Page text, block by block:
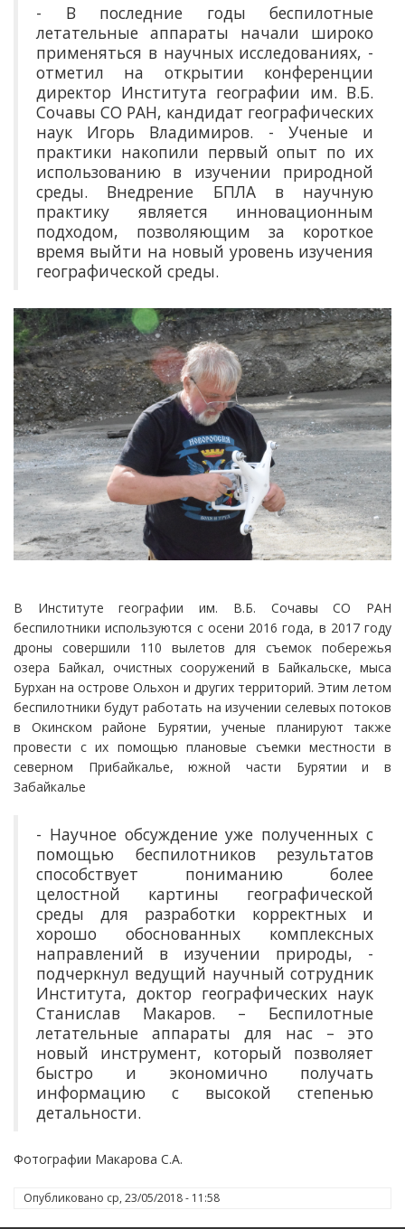
- В последние годы беспилотные
летательные аппараты начали широко
применяться в научных исследованиях, -
отметил на открытии конференции
директор Института географии им. В.Б.
Сочавы СО РАН, кандидат географических
наук Игорь Владимиров. - Ученые и
практики накопили первый опыт по их
использованию в изучении природной
среды. Внедрение БПЛА в научную
практику является инновационным
подходом, позволяющим за короткое
время выйти на новый уровень изучения
географической среды.
В Институте географии им. В.Б. Сочавы СО РАН
беспилотники используются с осени 2016 года, в 2017 году
дроны совершили 110 вылетов для съемок побережья
озера Байкал, очистных сооружений в Байкальске, мыса
Бурхан на острове Ольхон и других территорий. Этим летом
беспилотники будут работать на изучении селевых потоков
в Окинском районе Бурятии, ученые планируют также
провести с их помощью плановые съемки местности в
северном Прибайкалье, южной части Бурятии и в
Забайкалье
- Научное обсуждение уже полученных с
помощью беспилотников результатов
способствует пониманию более
целостной картины географической
среды для разработки корректных и
хорошо обоснованных комплексных
направлений в изучении природы, -
подчеркнул ведущий научный сотрудник
Института, доктор географических наук
Станислав Макаров. – Беспилотные
летательные аппараты для нас – это
новый инструмент, который позволяет
быстро и экономично получать
информацию с высокой степенью
детальности.
Фотографии Макарова С.А.
Опубликовано ср, 23/05/2018 - 11:58